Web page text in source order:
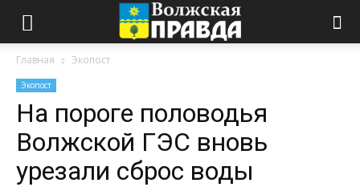
Главная Экопост
Экопост
На пороге половодья
Волжской ГЭС вновь
урезали сброс воды